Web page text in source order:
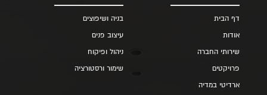
דף הבית
אודות
שירותי החברה
פרויקטים
ארדיטי במדיה
בניה ושיפוצים
עיצוב פנים
ניהול ופיקוח
שימור ורסטורציה